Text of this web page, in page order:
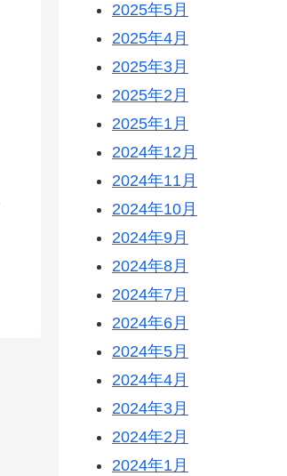
2025年5月
2025年4月
2025年3月
2025年2月
2025年1月
2024年12月
2024年11月
2024年10月
2024年9月
2024年8月
2024年7月
2024年6月
2024年5月
2024年4月
2024年3月
2024年2月
2024年1月